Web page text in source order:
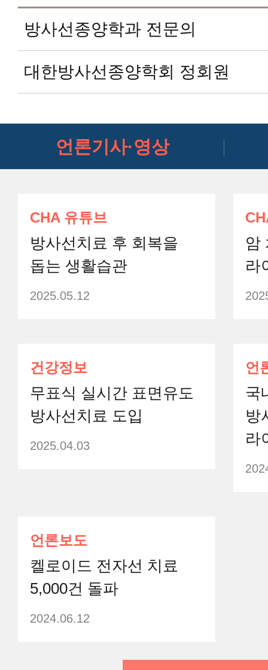
방사선종양학과 전문의
대한방사선종양학회 정회원
언론기사·영상
CHA 유튜브
방사선치료 후 회복을
돕는 생활습관
2025.05.12
암
라
건강정보
무표식 실시간 표면유도
방사선치료 도입
2025.04.03
언
국
방
라
언론보도
켈로이드 전자선 치료
5,000건 돌파
2024.06.12